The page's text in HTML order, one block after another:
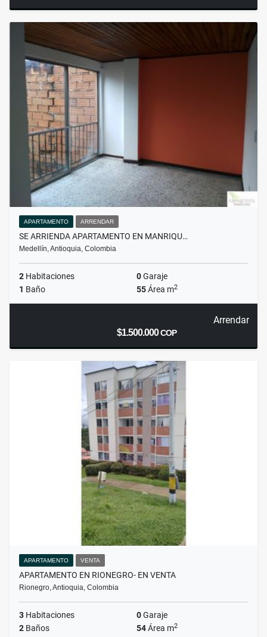
APARTAMENTO ARRENDAR
SE ARRIENDA APARTAMENTO EN MANRIQU…
Medellín, Antioquia, Colombia
2 Habitaciones 0Garaje
1 Baño 55Área m2
Arrendar
$1.500.000COP
APARTAMENTO VENTA
APARTAMENTO EN RIONEGRO- EN VENTA
Rionegro, Antioquia, Colombia
3 Habitaciones 0Garaje
2 Baños 54Área m2